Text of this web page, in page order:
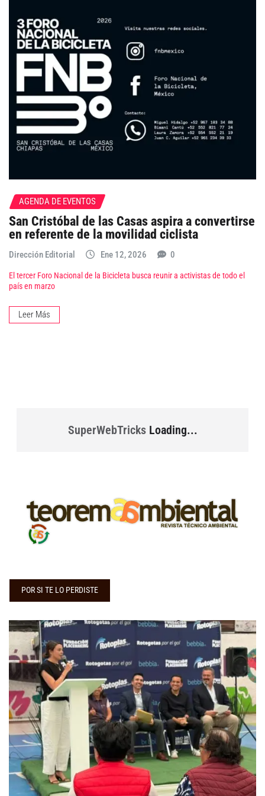
AGENDA DE EVENTOS
San Cristóbal de las Casas aspira a convertirse
en referente de la movilidad ciclista
Dirección Editorial Ene 12, 2026 0
El tercer Foro Nacional de la Bicicleta busca reunir a activistas de todo el
país en marzo
Leer Más
SuperWebTricksLoading...
POR SI TE LO PERDISTE